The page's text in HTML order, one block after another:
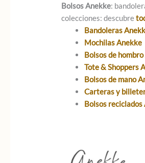
Bolsos Anekke:
colecciones: descubre
Bandoleras
Mochilas Anekke
Bolsos de
Tote & Shoppers
Bolsos de mano
Carteras y
Bolsos